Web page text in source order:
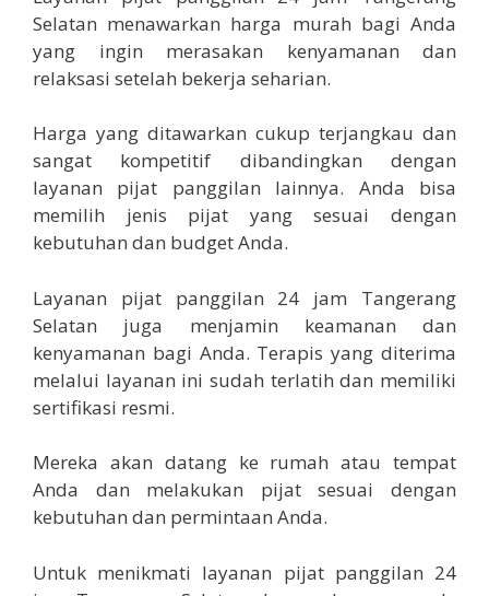
Selatan menawarkan harga murah bagi Anda
yang ingin merasakan kenyamanan dan
relaksasi setelah bekerja seharian.
Harga yang ditawarkan cukup terjangkau dan
sangat kompetitif dibandingkan dengan
layanan pijat panggilan lainnya. Anda bisa
memilih jenis pijat yang sesuai dengan
kebutuhan dan budget Anda.
Layanan pijat panggilan 24 jam Tangerang
Selatan juga menjamin keamanan dan
kenyamanan bagi Anda. Terapis yang diterima
melalui layanan ini sudah terlatih dan memiliki
sertifikasi resmi.
Mereka akan datang ke rumah atau tempat
Anda dan melakukan pijat sesuai dengan
kebutuhan dan permintaan Anda.
Untuk menikmati layanan pijat panggilan 24